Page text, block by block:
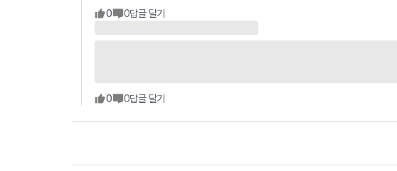
0 0답글 달기
0 0답글 달기